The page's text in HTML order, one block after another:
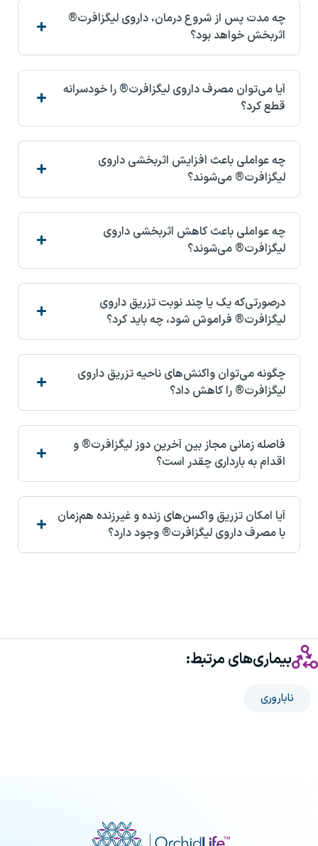
چه مدت پس از شروع درمان، داروی لیگزافرت®
اثربخش خواهد بود؟
آیا می‌توان مصرف داروی لیگزافرت® را خودسرانه
قطع کرد؟
چه عواملی باعث افزایش اثربخشی داروی
لیگزافرت® می‌شوند؟
چه عواملی باعث کاهش اثربخشی داروی
لیگزافرت® می‌شوند؟
درصورتی‌که یک یا چند نوبت تزریق داروی
لیگزافرت® فراموش شود، چه باید کرد؟
چگونه می‌توان واکنش‌های ناحیه تزریق داروی
لیگزافرت® را کاهش داد؟
فاصله زمانی مجاز بین آخرین دوز لیگزافرت® و
اقدام به بارداری چقدر است؟
آیا امکان تزریق واکسن‌های زنده و غیرزنده هم‌زمان
با مصرف داروی لیگزافرت® وجود دارد؟
بیماری‌های مرتبط:
ناباروری